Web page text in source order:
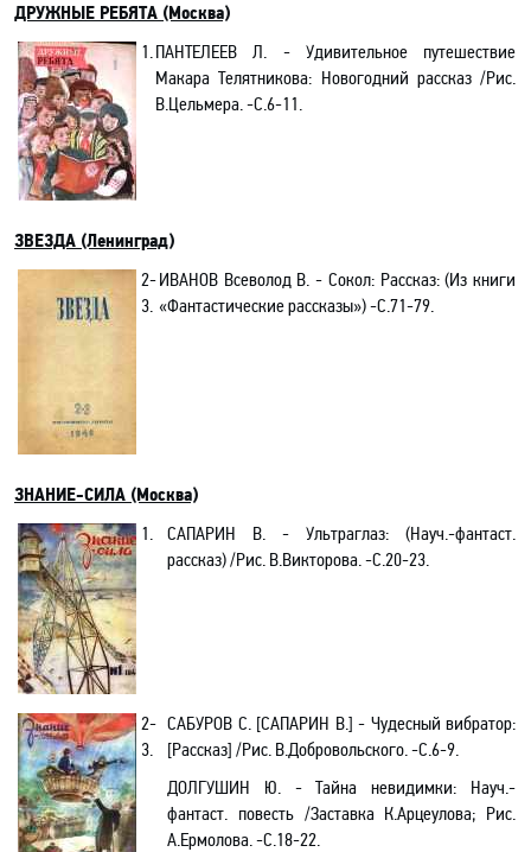
ДРУЖНЫЕ РЕБЯТА (Москва)
1.ПАНТЕЛЕЕВ Л. - Удивительное путешествие
Макара Телятникова: Новогодний рассказ /Рис.
В.Цельмера. -С.6-11.
ЗВЕЗДА (Ленинград)
2-
3.
ИВАНОВ Всеволод В. - Сокол: Рассказ: (Из книги
«Фантастические рассказы») -С.71-79.
ЗНАНИЕ-СИЛА (Москва)
1.
САПАРИН В. - Ультраглаз: (Науч.-фантаст.
рассказ) /Рис. В.Викторова. -С.20-23.
2-
3.
САБУРОВ С. [САПАРИН В.] - Чудесный вибратор:
[Рассказ] /Рис. В.Добровольского. -С.6-9.
ДОЛГУШИН Ю. - Тайна невидимки: Науч.-
фантаст. повесть /Заставка К.Арцеулова; Рис.
А.Ермолова. -С.18-22.